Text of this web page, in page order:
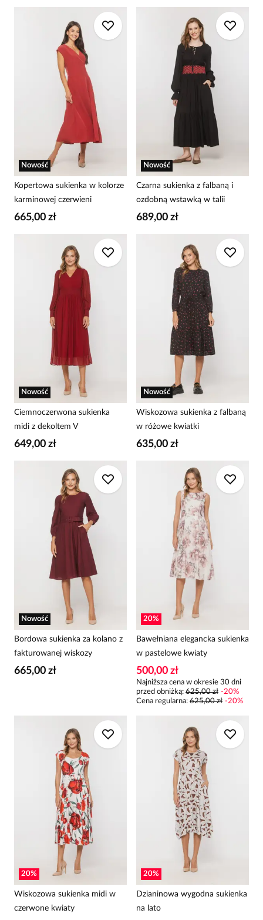
Nowość
Kopertowa sukienka w kolorze
karminowej czerwieni
665,00 zł
Nowość
Czarna sukienka z falbaną i
ozdobną wstawką w talii
689,00 zł
Nowość
Ciemnoczerwona sukienka
midi z dekoltem V
649,00 zł
Nowość
Wiskozowa sukienka z falbaną
w różowe kwiatki
635,00 zł
Nowość
Bordowa sukienka za kolano z
fakturowanej wiskozy
665,00 zł
20%
Bawełniana elegancka sukienka
w pastelowe kwiaty
500,00 zł
Najniższa cena w okresie 30 dni
przed obniżką: 625,00 zł -20%
Cena regularna: 625,00 zł -20%
20%
Wiskozowa sukienka midi w
czerwone kwiaty
20%
Dzianinowa wygodna sukienka
na lato